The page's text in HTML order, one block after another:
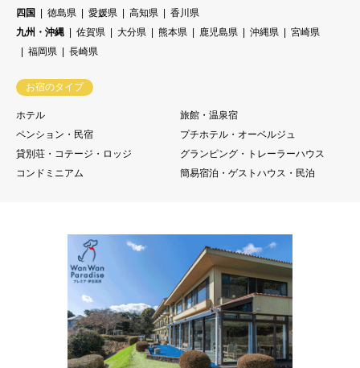
四国 徳島県 愛媛県 高知県
香川県
九州・沖縄
佐賀県 大分県 熊本県 鹿児島県 沖縄県
宮崎県
福岡県
長崎県
お宿のタイプ
ホテル
旅館・温泉宿
ペンション・民宿
プチホテル・オーベルジュ
貸別荘・コテージ・ロッジ
グランピング・トレーラーハウス
コンドミニアム
簡易宿泊・ゲストハウス・民泊